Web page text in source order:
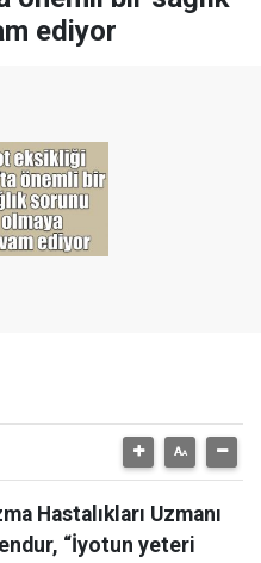
ediyor
Hastalıkları Uzmanı
“İyotun yeteri